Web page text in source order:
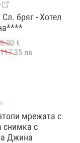
бряг - Хотел
€
117.35 лв
мрежата с
снимка с
Джина